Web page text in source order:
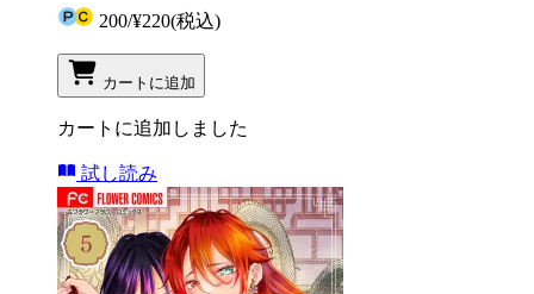
200/¥220(税込)
カートに追加
カートに追加しました
試し読み